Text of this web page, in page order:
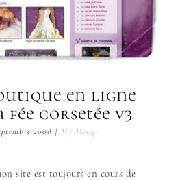
en ligne
fée corsetée v3
2008 | My Design
site est toujours en cours de